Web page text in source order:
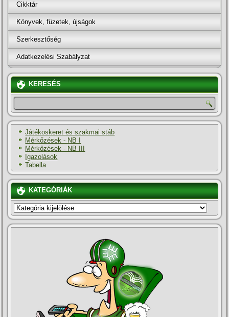
Cikktár
Könyvek, füzetek, újságok
Szerkesztőség
Adatkezelési Szabályzat
KERESÉS
Játékoskeret és szakmai stáb
Mérkőzések - NB I
Mérkőzések - NB III
Igazolások
Tabella
KATEGÓRIÁK
KATEGÓRIÁK